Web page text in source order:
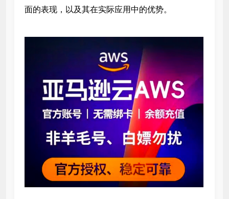
面的表现，以及其在实际应用中的优势。